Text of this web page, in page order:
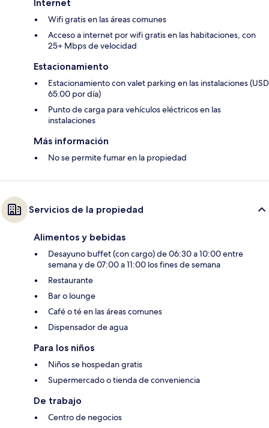
Internet
Wifi gratis en las áreas comunes
Acceso a internet por wifi gratis en las habitaciones, con
25+ Mbps de velocidad
Estacionamiento
Estacionamiento con valet parking en las instalaciones (USD
65.00 por día)
Punto de carga para vehículos eléctricos en las
instalaciones
Más información
No se permite fumar en la propiedad
Servicios de la propiedad
Alimentos y bebidas
Desayuno buffet (con cargo) de 06:30 a 10:00 entre
semana y de 07:00 a 11:00 los fines de semana
Restaurante
Bar o lounge
Café o té en las áreas comunes
Dispensador de agua
Para los niños
Niños se hospedan gratis
Supermercado o tienda de conveniencia
De trabajo
Centro de negocios